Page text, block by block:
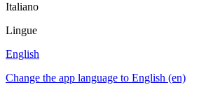
Italiano
Lingue
English
Change the app language to English (en)